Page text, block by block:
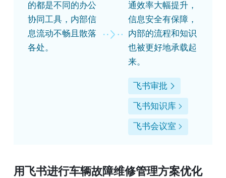
的都是不同的办公
协同工具，内部信
息流动不畅且散落
各处。
通效率大幅提升，
信息安全有保障，
内部的流程和知识
也被更好地承载起
来。
飞书审批
飞书知识库
飞书会议室
用飞书进行车辆故障维修管理方案优化